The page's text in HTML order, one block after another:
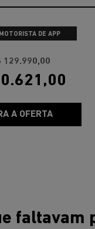
DE APP
129.990,00
A OFERTA
faltavam